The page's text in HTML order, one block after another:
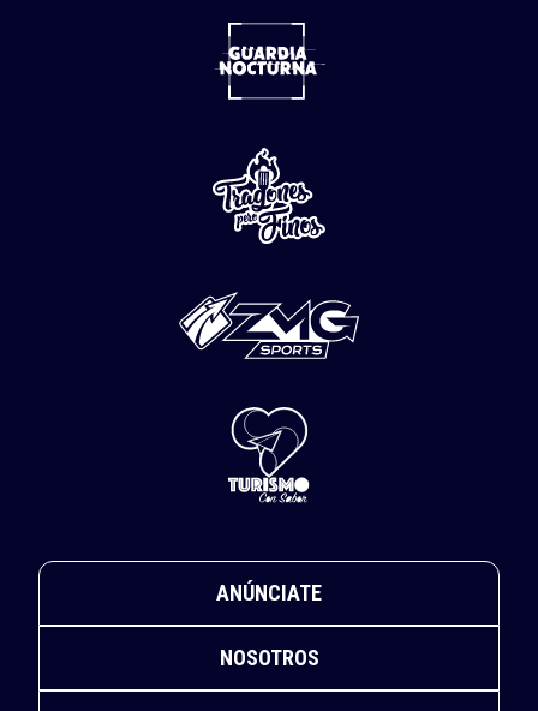
ANÚNCIATE
NOSOTROS